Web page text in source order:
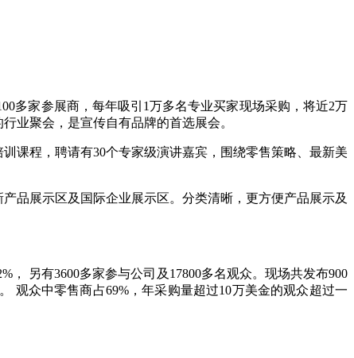
多家参展商，每年吸引1万多名专业买家现场采购，将近2万
业聚会，是宣传自有品牌的首选展会。
课程，聘请有30个专家级演讲嘉宾，围绕零售策略、最新美
品展示区及国际企业展示区。分类清晰，更方便产品展示及
， 另有3600多家参与公司及17800多名观众。现场共发布900
观众中零售商占69%，年采购量超过10万美金的观众超过一